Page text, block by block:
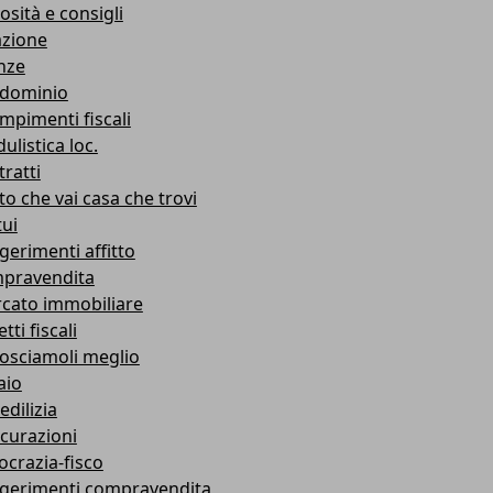
e consigli
fiscali
loc.
che vai casa che trovi
affitto
immobiliare
fiscali
meglio
fisco